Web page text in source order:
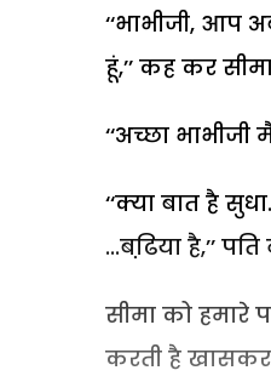
‘‘भाभीजी, आप
हूं,’’ कह कर
‘‘अच्छा
‘‘क्या बात है
...बढि़या है,’’
सीमा को हमारे
करती है